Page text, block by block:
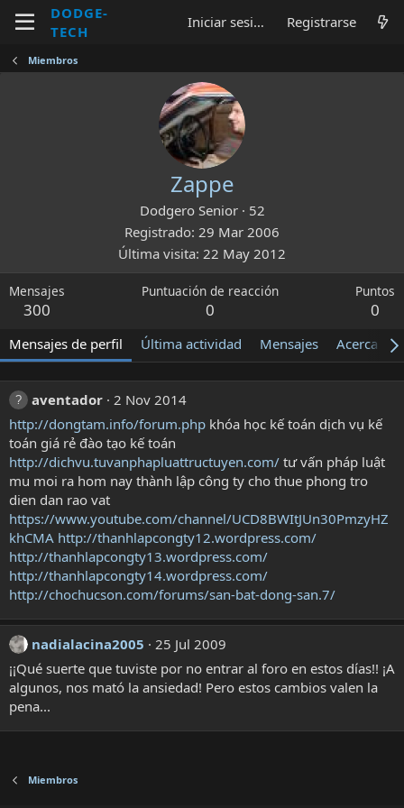
DODGE-
TECH
Iniciar sesión Registrarse
Miembros
Zappe
Dodgero Senior · 52
Registrado 29 Mar 2006
Última visita 22 May 2012
Mensajes
300
Puntuación de reacción
0
Puntos
0
Mensajes de perfil Última actividad Mensajes Acerca de
aventador 2 Nov 2014
http://dongtam.info/forum.php khóa học kế toán dịch vụ kế
toán giá rẻ đào tạo kế toán
http://dichvu.tuvanphapluattructuyen.com/ tư vấn pháp luật
mu moi ra hom nay thành lập công ty cho thue phong tro
dien dan rao vat
https://www.youtube.com/channel/UCD8BWItJUn30PmzyHZ
khCMA http://thanhlapcongty12.wordpress.com/
http://thanhlapcongty13.wordpress.com/
http://thanhlapcongty14.wordpress.com/
http://chochucson.com/forums/san-bat-dong-san.7/
nadialacina2005
25 Jul 2009
¡¡Qué suerte que tuviste por no entrar al foro en estos días!! ¡A
algunos, nos mató la ansiedad! Pero estos cambios valen la
pena...
Miembros